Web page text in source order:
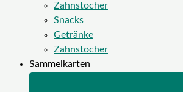
Zahnstocher
Snacks
Getränke
Zahnstocher
Sammelkarten